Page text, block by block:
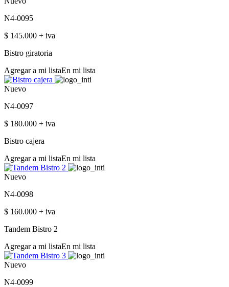
N4-0095
$ 145.000 + iva
Bistro giratoria
Agregar a mi listaEn mi lista
Nuevo
N4-0097
$ 180.000 + iva
Bistro cajera
Agregar a mi listaEn mi lista
Nuevo
N4-0098
$ 160.000 + iva
Tandem Bistro 2
Agregar a mi listaEn mi lista
Nuevo
N4-0099